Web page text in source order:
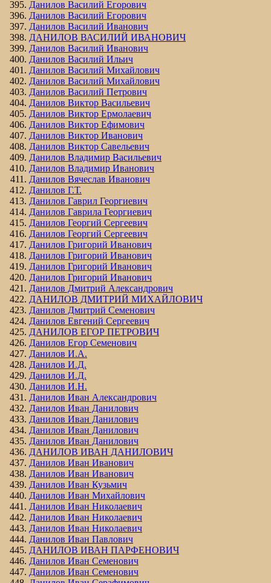
Данилов Василий Егорович
Данилов Василий Егорович
Данилов Василий Иванович
ДАНИЛОВ ВАСИЛИЙ ИВАНОВИЧ
Данилов Василий Иванович
Данилов Василий Ильич
Данилов Василий Михайлович
Данилов Василий Михайлович
Данилов Василий Петрович
Данилов Виктор Васильевич
Данилов Виктор Ермолаевич
Данилов Виктор Ефимович
Данилов Виктор Иванович
Данилов Виктор Савельевич
Данилов Владимир Васильевич
Данилов Владимир Иванович
Данилов Вячеслав Иванович
Данилов Г.Т.
Данилов Гаврил Георгиевич
Данилов Гаврила Георгиевич
Данилов Георгий Сергеевич
Данилов Георгий Сергеевич
Данилов Григорий Иванович
Данилов Григорий Иванович
Данилов Григорий Иванович
Данилов Григорий Иванович
Данилов Дмитрий Александрович
ДАНИЛОВ ДМИТРИЙ МИХАЙЛОВИЧ
Данилов Дмитрий Семенович
Данилов Евгений Сергеевич
ДАНИЛОВ ЕГОР ПЕТРОВИЧ
Данилов Егор Семенович
Данилов И.А.
Данилов И.Д.
Данилов И.Д.
Данилов И.Н.
Данилов Иван Александрович
Данилов Иван Данилович
Данилов Иван Данилович
Данилов Иван Данилович
Данилов Иван Данилович
ДАНИЛОВ ИВАН ДАНИЛОВИЧ
Данилов Иван Иванович
Данилов Иван Иванович
Данилов Иван Кузьмич
Данилов Иван Михайлович
Данилов Иван Николаевич
Данилов Иван Николаевич
Данилов Иван Николаевич
Данилов Иван Павлович
ДАНИЛОВ ИВАН ПАРФЕНОВИЧ
Данилов Иван Семенович
Данилов Иван Семенович